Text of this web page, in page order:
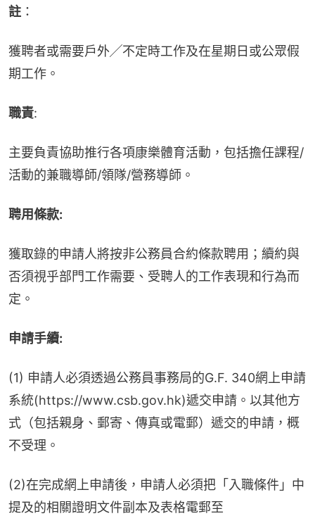
註 ：
獲聘者或需要戶外╱不定時工作及在星期日或公眾假
期工作。
職責:
主要負責協助推行各項康樂體育活動，包括擔任課程/
活動的兼職導師/領隊/營務導師。
聘用條款:
獲取錄的申請人將按非公務員合約條款聘用；續約與
否須視乎部門工作需要、受聘人的工作表現和行為而
定。
申請手續:
(1) 申請人必須透過公務員事務局的G.F. 340網上申請
系統(https://www.csb.gov.hk)遞交申請。以其他方
式（包括親身、郵寄、傳真或電郵）遞交的申請，概
不受理。
(2)在完成網上申請後，申請人必須把「入職條件」中
提及的相關證明文件副本及表格電郵至